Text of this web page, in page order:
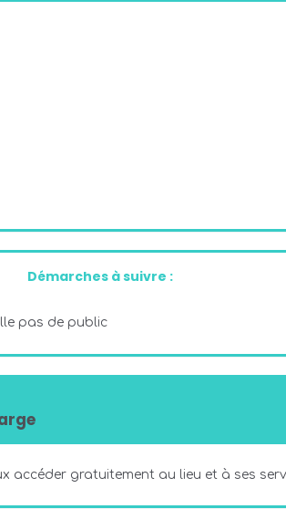
Démarches à suivre :
pas de public
accéder gratuitement au lieu et à ses